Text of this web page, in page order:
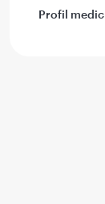
Profil medic